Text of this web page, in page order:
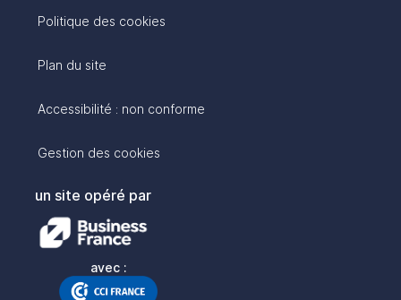
Politique des cookies
Plan du site
Accessibilité : non conforme
Gestion des cookies
un site opéré par
avec :